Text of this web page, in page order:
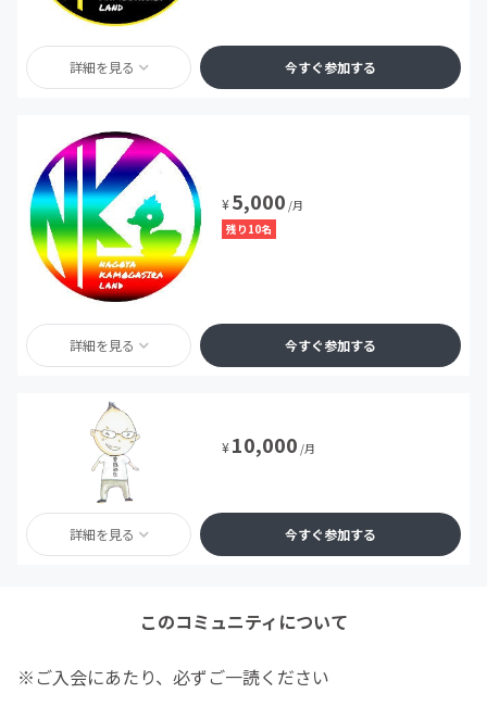
詳細を見る 今すぐ参加する
¥5,000 /月
残り10名
詳細を見る 今すぐ参加する
¥10,000 /月
詳細を見る 今すぐ参加する
このコミュニティについて
※ご入会にあたり、必ずご一読ください